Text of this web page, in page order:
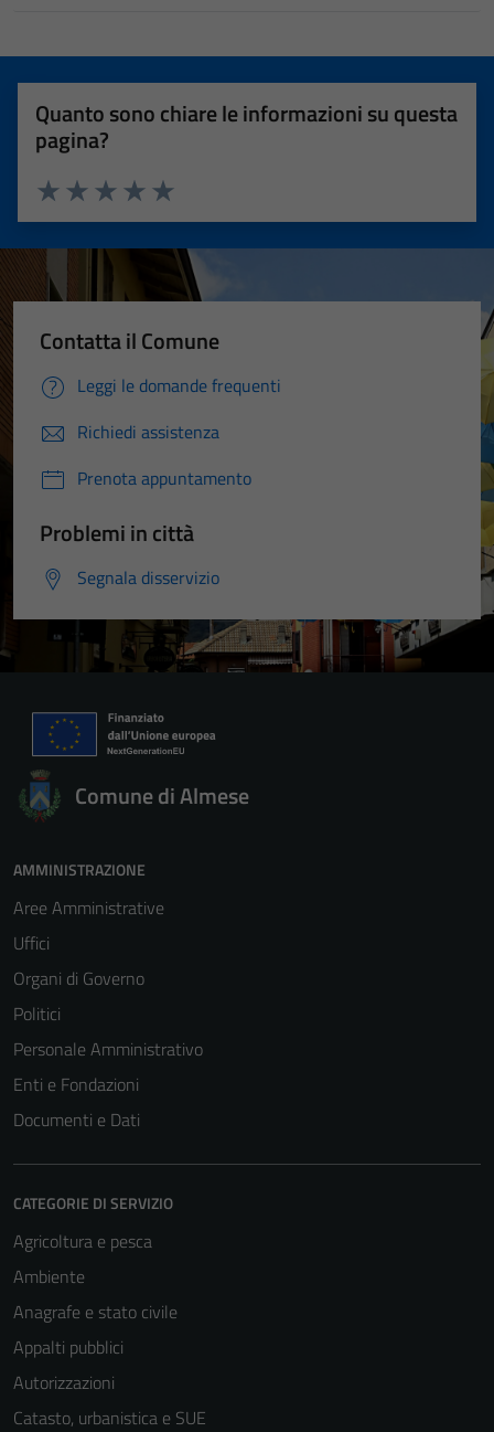
Quanto sono chiare le informazioni su questa
pagina?
Valuta 5 stelle su 5
Valuta 4 stelle su 5
Valuta 3 stelle su 5
Valuta 2 stelle su 5
Valuta 1 stelle su 5
Contatta il Comune
Leggi le domande frequenti
Richiedi assistenza
Prenota appuntamento
Problemi in città
Segnala disservizio
Comune di Almese
AMMINISTRAZIONE
Aree Amministrative
Uffici
Organi di Governo
Politici
Personale Amministrativo
Enti e Fondazioni
Documenti e Dati
CATEGORIE DI SERVIZIO
Agricoltura e pesca
Ambiente
Anagrafe e stato civile
Appalti pubblici
Autorizzazioni
Catasto, urbanistica e SUE